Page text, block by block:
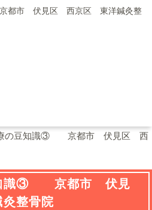
都市 伏見区 西京区 東洋鍼灸整
療の豆知識③ 京都市 伏見区 西
知識③ 京都市 伏見
整骨院